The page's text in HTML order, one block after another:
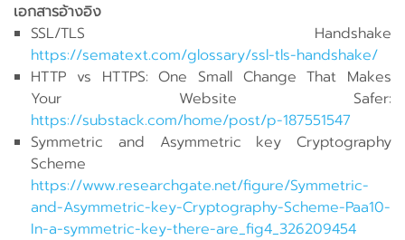
เอกสารอ้างอิง
SSL/TLS Handshake
https://sematext.com/glossary/ssl-tls-handshake/
HTTP vs HTTPS: One Small Change That Makes
Your Website Safer:
https://substack.com/home/post/p-187551547
Symmetric and Asymmetric key Cryptography
Scheme
https://www.researchgate.net/figure/Symmetric-
and-Asymmetric-key-Cryptography-Scheme-Paa10-
In-a-symmetric-key-there-are_fig4_326209454